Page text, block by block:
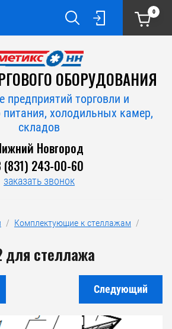
0
ОБОРУДОВАНИЯ
предприятий торговли и
питания, холодильных камер,
складов
Новгород
(831) 243-00-60
заказать звонок
  /
Комплектующие к стеллажам
  /
для стеллажа
Следующий